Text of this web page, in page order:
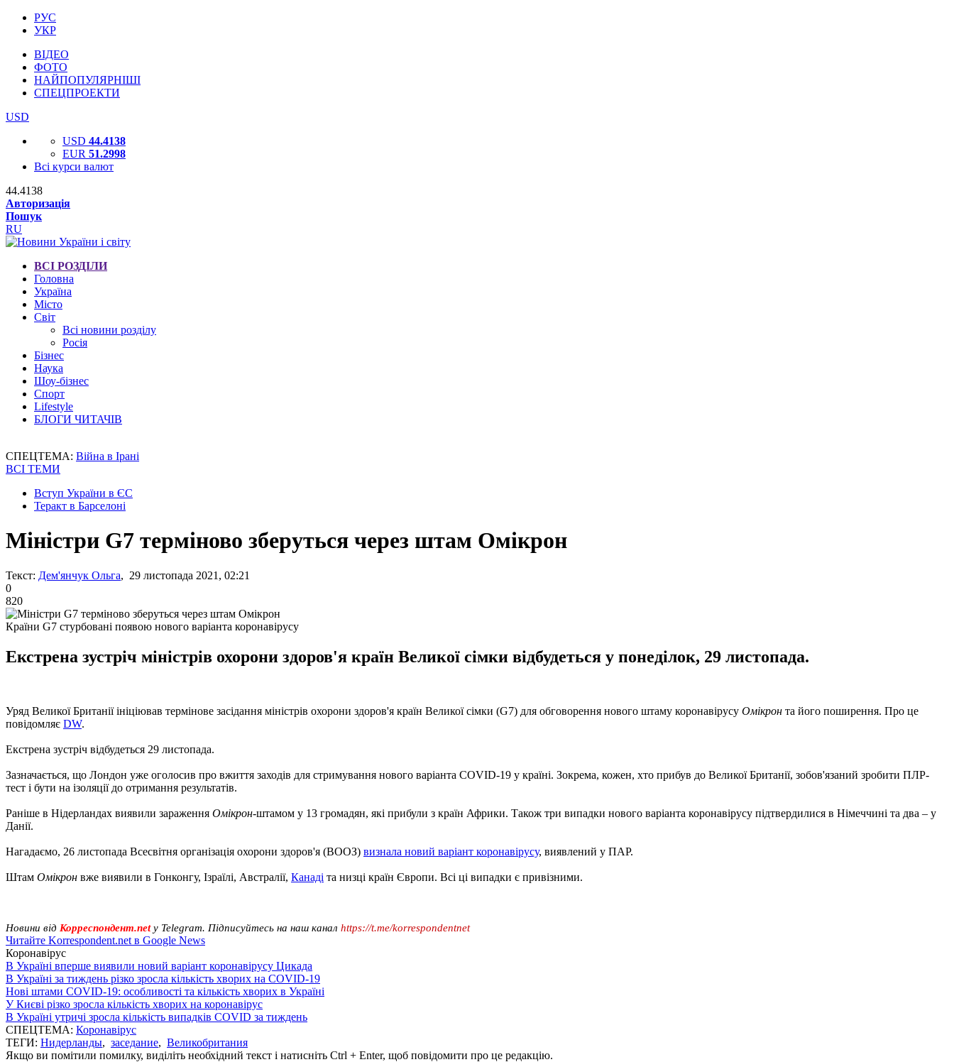
РУС
УКР
ВІДЕО
ФОТО
НАЙПОПУЛЯРНІШІ
СПЕЦПРОЕКТИ
USD
USD 44.4138
EUR 51.2998
Всі курси валют
44.4138
Авторизація
Пошук
RU
ВСІ РОЗДІЛИ
Головна
Україна
Місто
Світ
Всі новини розділу
Росія
Бізнес
Наука
Шоу-бізнес
Спорт
Lifestyle
БЛОГИ ЧИТАЧІВ
СПЕЦТЕМА: Війна в Ірані
ВСІ ТЕМИ
Вступ України в ЄС
Теракт в Барселоні
Міністри G7 терміново зберуться через штам Омікрон
Текст: Дем'янчук Ольга, 29 листопада 2021, 02:21
0
820
Країни G7 стурбовані появою нового варіанта коронавірусу
Екстрена зустріч міністрів охорони здоров'я країн Великої сімки відбудеться у понеділок, 29 листопада.
Уряд Великої Британії ініціював термінове засідання міністрів охорони здоров'я країн Великої сімки (G7) для обговорення нового штаму коронавірусу Омікрон та його поширення. Про це
повідомляє DW.
Екстрена зустріч відбудеться 29 листопада.
Зазначається, що Лондон уже оголосив про вжиття заходів для стримування нового варіанта COVID-19 у країні. Зокрема, кожен, хто прибув до Великої Британії, зобов'язаний зробити ПЛР-
тест і бути на ізоляції до отримання результатів.
Раніше в Нідерландах виявили зараження Омікрон-штамом у 13 громадян, які прибули з країн Африки. Також три випадки нового варіанта коронавірусу підтвердилися в Німеччині та два – у
Данії.
Нагадаємо, 26 листопада Всесвітня організація охорони здоров'я (ВООЗ) визнала новий варіант коронавірусу, виявлений у ПАР.
Штам Омікрон вже виявили в Гонконгу, Ізраїлі, Австралії, Канаді та низці країн Європи. Всі ці випадки є привізними.
Новини від Корреспондент.netу Telegram. Підписуйтесь на наш канал https://t.me/korrespondentnet
Читайте Korrespondent.net в Google News
Коронавірус
В Україні вперше виявили новий варіант коронавірусу Цикада
В Україні за тиждень різко зросла кількість хворих на COVID-19
Нові штами COVID-19: особливості та кількість хворих в Україні
У Києві різко зросла кількість хворих на коронавірус
В Україні утричі зросла кількість випадків COVID за тиждень
СПЕЦТЕМА: Коронавірус
ТЕГИ: Нидерланды, заседание, Великобритания
Якщо ви помітили помилку, виділіть необхідний текст і натисніть Ctrl + Enter, щоб повідомити про це редакцію.